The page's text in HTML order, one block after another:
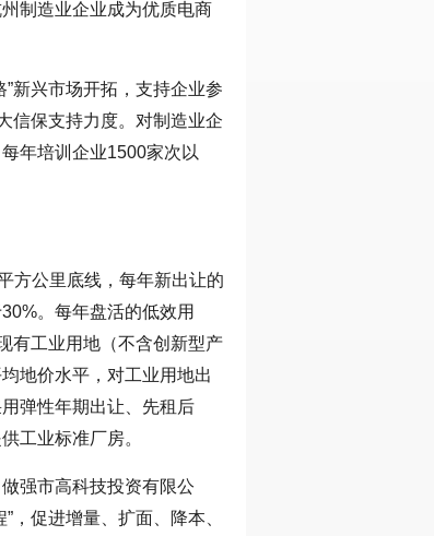
制造业企业成为优质电商
”新兴市场开拓，支持企业参
信保支持力度。对制造业企
年培训企业1500家次以
方公里底线，每年新出让的
。每年盘活的低效用
有工业用地（不含创新型产
地价水平，对工业用地出
弹性年期出让、先租后
工业标准厂房。
强市高科技投资有限公
，促进增量、扩面、降本、